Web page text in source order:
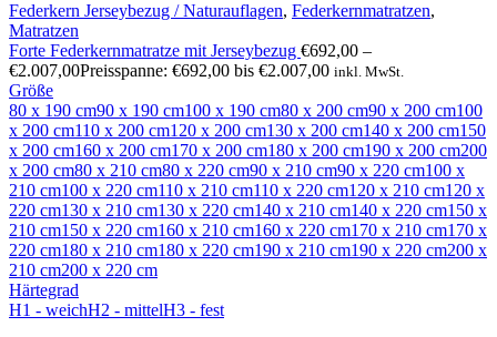
Federkern Jerseybezug / Naturauflagen, Federkernmatratzen,
Matratzen
Forte Federkernmatratze mit Jerseybezug €692,00 –
€2.007,00Preisspanne: €692,00 bis €2.007,00 inkl. MwSt.
Größe
80 x 190 cm90 x 190 cm100 x 190 cm80 x 200 cm90 x 200 cm100
x 200 cm110 x 200 cm120 x 200 cm130 x 200 cm140 x 200 cm150
x 200 cm160 x 200 cm170 x 200 cm180 x 200 cm190 x 200 cm200
x 200 cm80 x 210 cm80 x 220 cm90 x 210 cm90 x 220 cm100 x
210 cm100 x 220 cm110 x 210 cm110 x 220 cm120 x 210 cm120 x
220 cm130 x 210 cm130 x 220 cm140 x 210 cm140 x 220 cm150 x
210 cm150 x 220 cm160 x 210 cm160 x 220 cm170 x 210 cm170 x
220 cm180 x 210 cm180 x 220 cm190 x 210 cm190 x 220 cm200 x
210 cm200 x 220 cm
Härtegrad
H1 - weichH2 - mittelH3 - fest